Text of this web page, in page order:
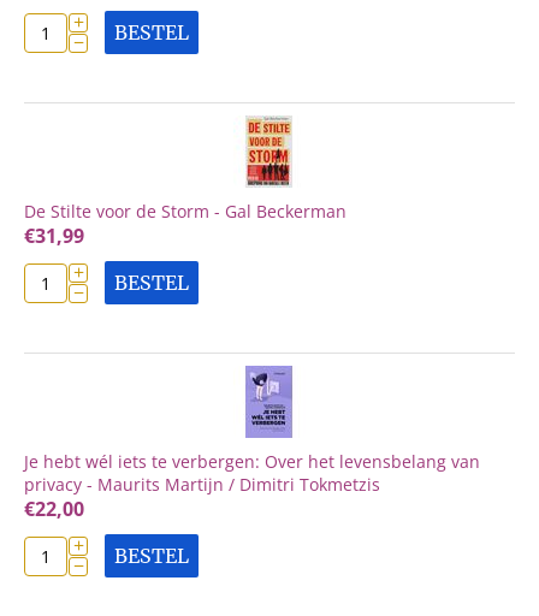
+
− BESTEL
De Stilte voor de Storm - Gal Beckerman
€31,99
+
− BESTEL
Je hebt wél iets te verbergen: Over het levensbelang van
privacy - Maurits Martijn / Dimitri Tokmetzis
€22,00
+
− BESTEL